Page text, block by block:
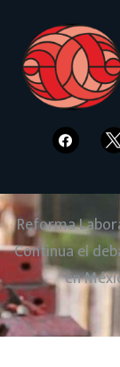
Reforma
Continua el
en